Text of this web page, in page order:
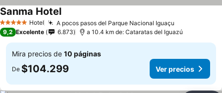
5 Estrellas Hotel A pocos pasos del Parque Nacional Iguaçu
Sanma Hotel
9,2 Excelente 6.873 a 10.4 km de: Cataratas del Iguazú
Mira precios de 10 páginas
De $104.299 Ver precios